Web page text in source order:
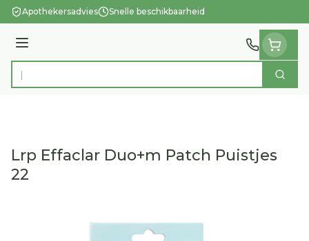
Ga naar de inhoud
Apothekersadvies Snelle beschikbaarheid
Menu
Product, merk, categorie... Zoek
Lrp Effaclar Duo+m Patch Puistjes
22